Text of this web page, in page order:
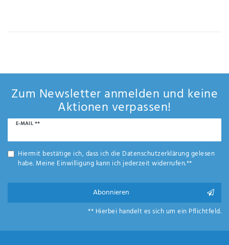
de
Zum Newsletter anmelden und keine
Aktionen verpassen!
E-MAIL **
Newsletter
Hiermit bestätige ich, dass ich die Daten­schutz­erklärunggelesen
habe. Meine Einwilligung kann ich jederzeit widerrufen.**
Abonnieren
** Hierbei handelt es sich um ein Pflichtfeld.